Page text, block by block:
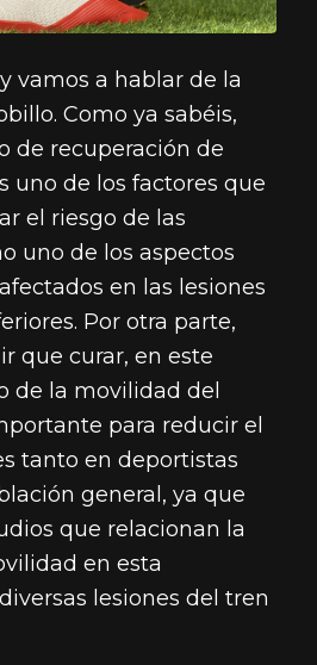
vamos a hablar de la
Como ya sabéis,
de recuperación de
uno de los factores que
el riesgo de las
uno de los aspectos
en las lesiones
Por otra parte,
que curar, en este
de la movilidad del
para reducir el
tanto en deportistas
general, ya que
que relacionan la
en esta
lesiones del tren